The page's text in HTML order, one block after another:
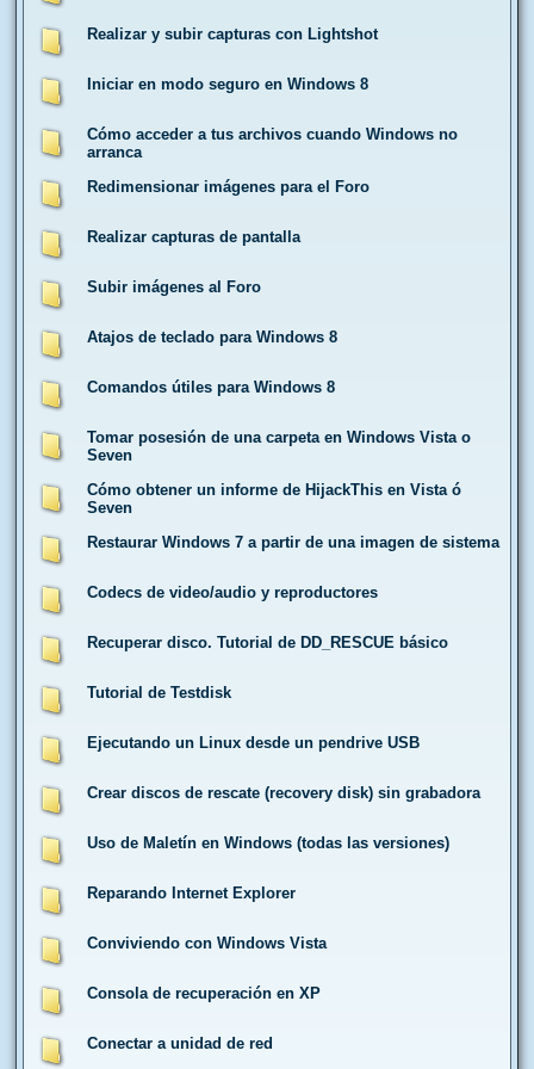
Realizar y subir capturas con Lightshot
Iniciar en modo seguro en Windows 8
Cómo acceder a tus archivos cuando Windows no
arranca
Redimensionar imágenes para el Foro
Realizar capturas de pantalla
Subir imágenes al Foro
Atajos de teclado para Windows 8
Comandos útiles para Windows 8
Tomar posesión de una carpeta en Windows Vista o
Seven
Cómo obtener un informe de HijackThis en Vista ó
Seven
Restaurar Windows 7 a partir de una imagen de sistema
Codecs de video/audio y reproductores
Recuperar disco. Tutorial de DD_RESCUE básico
Tutorial de Testdisk
Ejecutando un Linux desde un pendrive USB
Crear discos de rescate (recovery disk) sin grabadora
Uso de Maletín en Windows (todas las versiones)
Reparando Internet Explorer
Conviviendo con Windows Vista
Consola de recuperación en XP
Conectar a unidad de red